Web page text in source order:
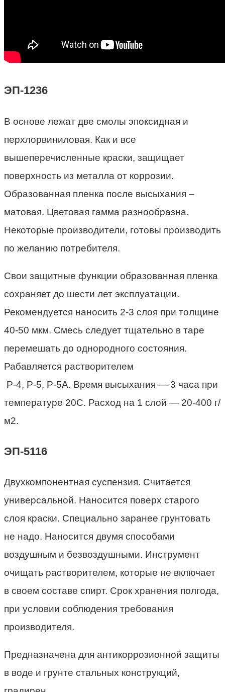
ЭП-1236
В основе лежат две смолы эпоксидная и
перхлорвиниловая. Как и все
вышеперечисленные краски, защищает
поверхность из металла от коррозии.
Образованная пленка после высыхания –
матовая. Цветовая гамма разнообразна.
Некоторые производители, готовы производить
по желанию потребителя.
Свои защитные функции образованная пленка
сохраняет до шести лет эксплуатации.
Рекомендуется наносить 2-3 слоя при толщине
40-50 мкм. Смесь следует тщательно в таре
перемешать до однородного состояния.
Рабавляется растворителем
Р-4, Р-5, Р-5А. Время высыхания — 3 часа при
температуре 20С. Расход на 1 слой — 20-400 г/
м2.
ЭП-5116
Двухкомпонентная суспензия. Считается
универсальной. Наносится поверх старого
слоя краски. Специально заранее грунтовать
не надо. Наносится двумя способами
воздушным и безвоздушными. Инструмент
очищать растворителем, которые не включает
в своем составе спирт. Срок хранения полгода,
при условии соблюдения требования
производителя.
Предназначена для антикоррозионной защиты
в воде и грунте стальных конструкций,